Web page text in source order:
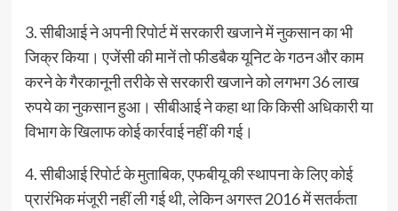
3. सीबीआई ने अपनी रिपोर्ट में सरकारी खजाने में नुकसान का भी
जिक्र किया। एजेंसी की मानें तो फीडबैक यूनिट के गठन और काम
करने के गैरकानूनी तरीके से सरकारी खजाने को लगभग 36 लाख
रुपये का नुकसान हुआ। सीबीआई ने कहा था कि किसी अधिकारी या
विभाग के खिलाफ कोई कार्रवाई नहीं की गई।
4. सीबीआई रिपोर्ट के मुताबिक, एफबीयू की स्थापना के लिए कोई
प्रारंभिक मंजूरी नहीं ली गई थी, लेकिन अगस्त 2016 में सतर्कता